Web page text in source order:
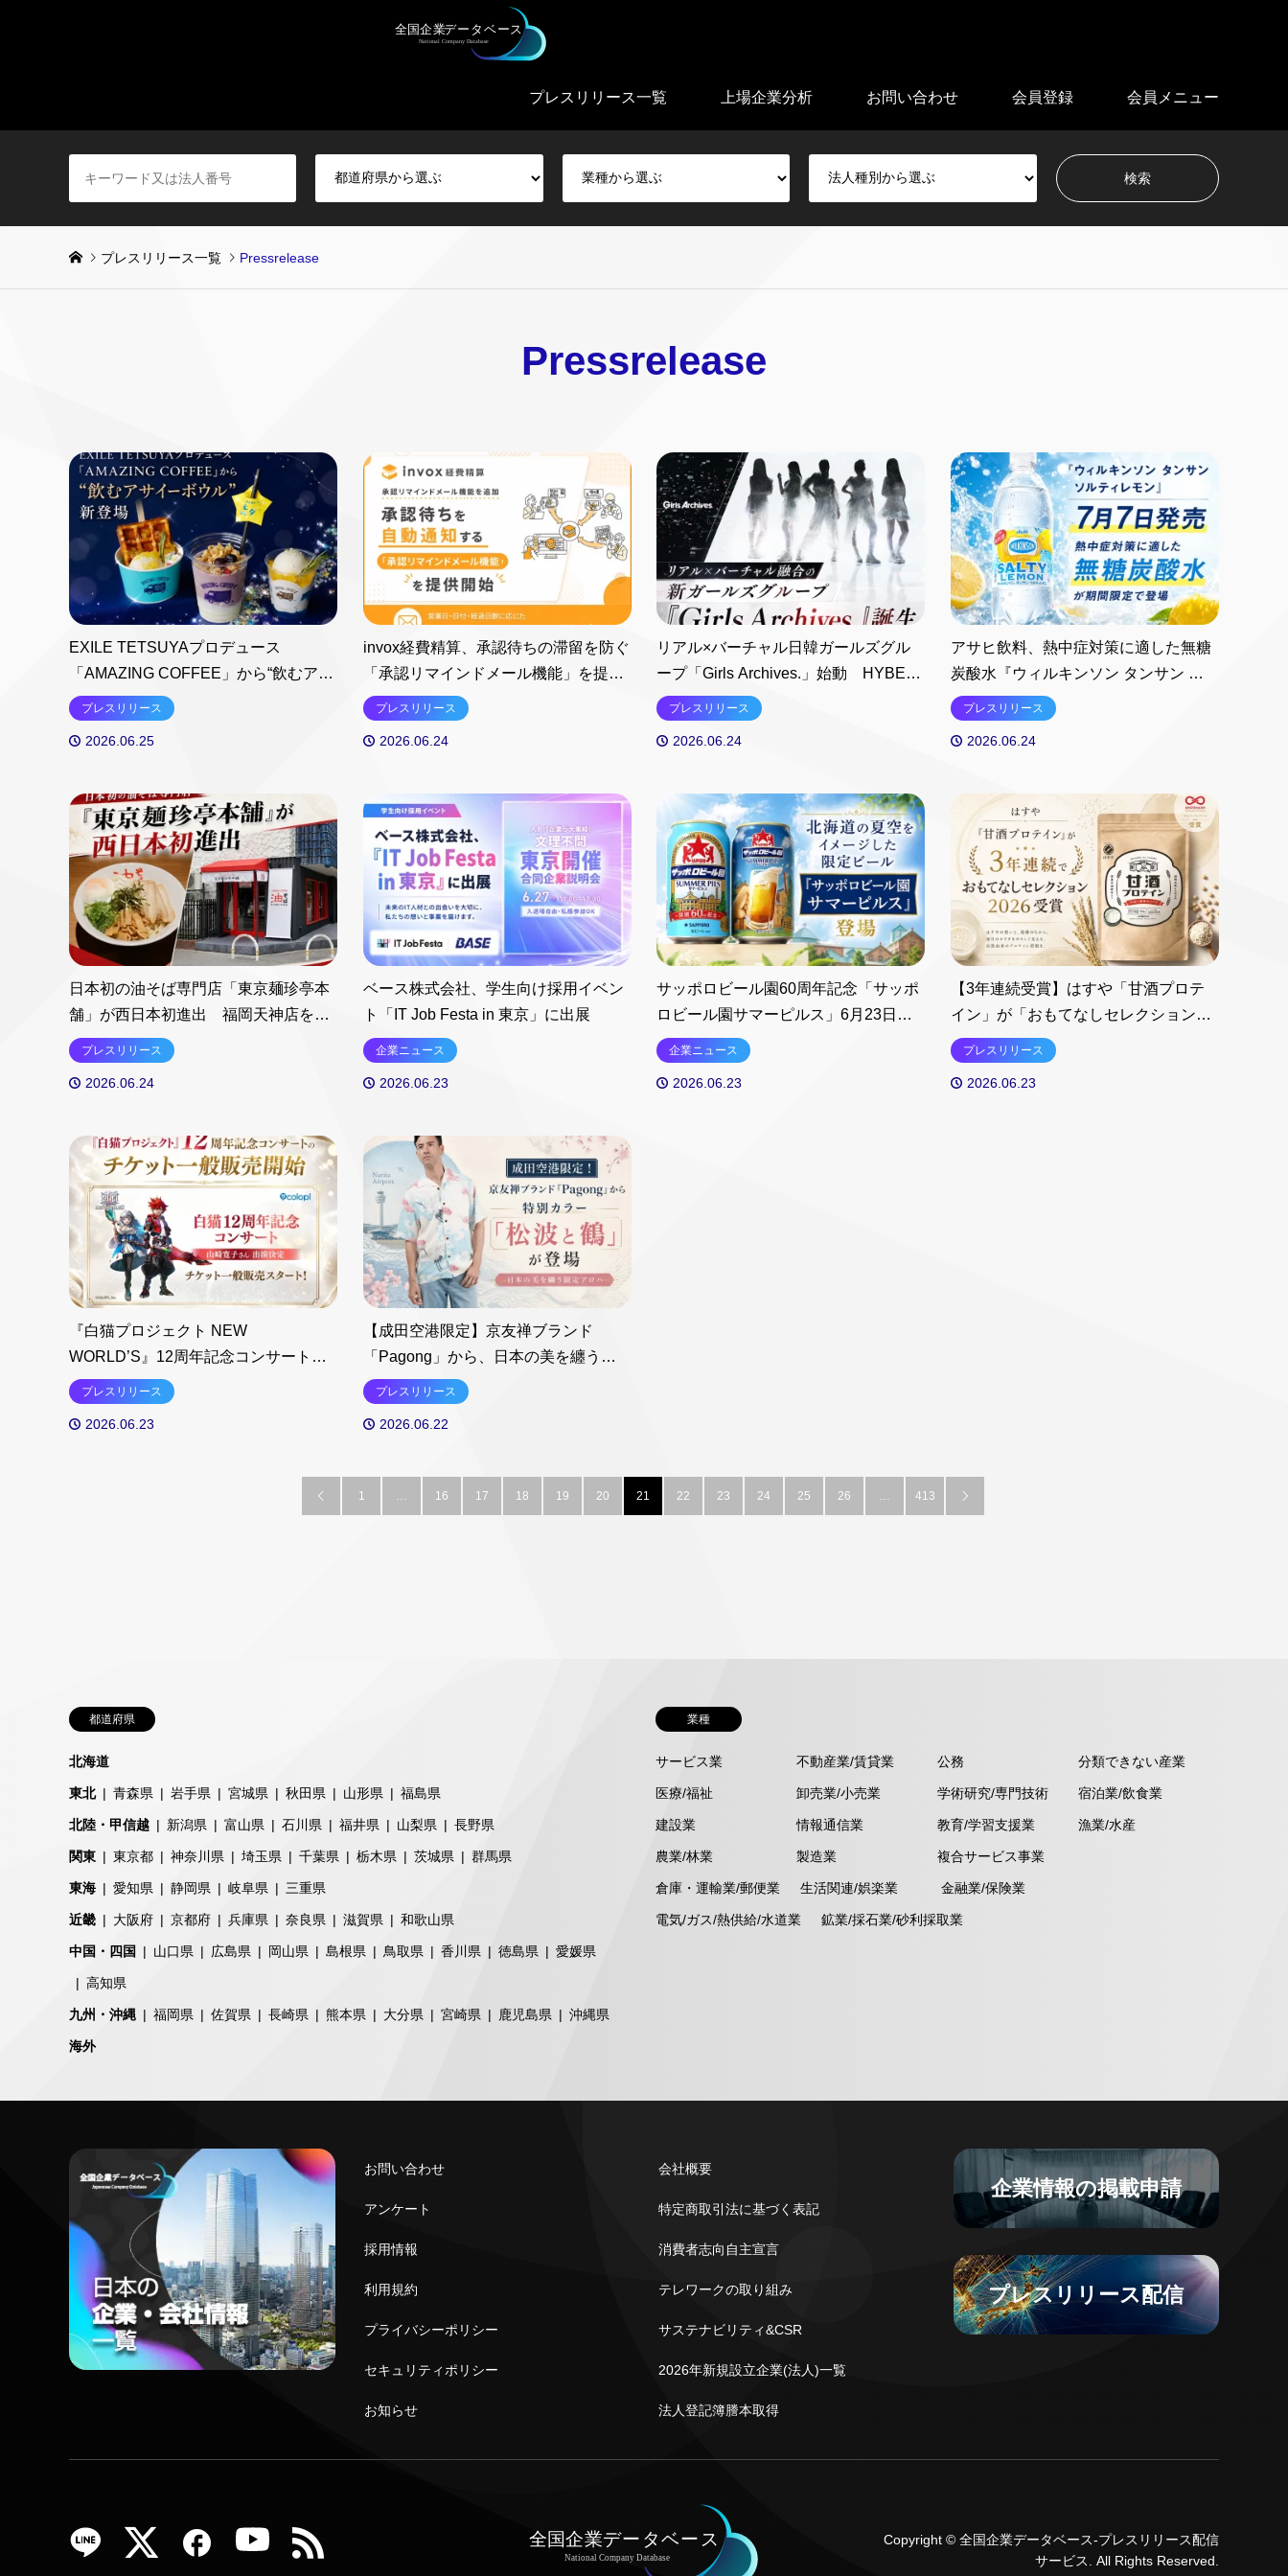
プレスリリース一覧 上場企業分析 お問い合わせ 会員登録 会員メニュー
プレスリリース一覧 Pressrelease
Pressrelease
EXILE TETSUYAプロデュース
「AMAZING COFFEE」から“飲むアサ
イーボウル”発想のデザートドリンクが
新登場
プレスリリース
2026.06.25
invox経費精算、承認待ちの滞留を防ぐ
「承認リマインドメール機能」を提供
開始
プレスリリース
2026.06.24
リアル×バーチャル日韓ガールズグル
ープ「Girls Archives.」始動 HYBE
NEBとINCS toenterが手がける新世代
IPが、Netflix映画『THE RIBBON
HERO リボンヒーロー』主題歌でプレ
プレスリリース
2026.06.24
アサヒ飲料、熱中症対策に適した無糖
炭酸水『ウィルキンソン タンサン ソル
ティレモン』を7月7日より期間限定発
売
プレスリリース
2026.06.24
日本初の油そば専門店「東京麺珍亭本
舗」が西日本初進出 福岡天神店を
2026年6月30日にグランドオープン
プレスリリース
2026.06.24
ベース株式会社、学生向け採用イベン
ト「IT Job Festa in 東京」に出展
企業ニュース
2026.06.23
サッポロビール園60周年記念「サッポ
ロビール園サマーピルス」6月23日よ
り数量限定発売
企業ニュース
2026.06.23
【3年連続受賞】はすや「甘酒プロテ
イン」が「おもてなしセレクション
2026」を受賞！日本の発酵文化を活か
した“菌活プロテイン”が本店オンライ
ンストア限定で20％OFF
プレスリリース
2026.06.23
『白猫プロジェクト NEW
WORLD’S』12周年記念コンサートの
チケット一般販売がスタート 山崎寛
子さんの出演も決定
プレスリリース
2026.06.23
【成田空港限定】京友禅ブランド
「Pagong」から、日本の美を纏う限定
カラー『松波と鶴』が登場
プレスリリース
2026.06.22
 1 … 16 17 18 19 20 21 22 23 24 25 26 … 413 
都道府県
北海道
東北 青森県 岩手県 宮城県 秋田県 山形県 福島県
北陸・甲信越 新潟県 富山県 石川県 福井県 山梨県 長野県
関東 東京都 神奈川県 埼玉県 千葉県 栃木県 茨城県 群馬県
東海 愛知県 静岡県 岐阜県 三重県
近畿 大阪府 京都府 兵庫県 奈良県 滋賀県 和歌山県
中国・四国 山口県 広島県 岡山県 島根県 鳥取県 香川県 徳島県 愛媛県
高知県
九州・沖縄 福岡県 佐賀県 長崎県 熊本県 大分県 宮崎県 鹿児島県 沖縄県
海外
業種
サービス業 不動産業/賃貸業 公務 分類できない産業
医療/福祉 卸売業/小売業 学術研究/専門技術 宿泊業/飲食業
建設業 情報通信業 教育/学習支援業 漁業/水産
農業/林業 製造業 複合サービス事業
倉庫・運輸業/郵便業 生活関連/娯楽業 金融業/保険業
電気/ガス/熱供給/水道業 鉱業/採石業/砂利採取業
お問い合わせ
アンケート
採用情報
利用規約
プライバシーポリシー
セキュリティポリシー
お知らせ
会社概要
特定商取引法に基づく表記
消費者志向自主宣言
テレワークの取り組み
サステナビリティ&CSR
2026年新規設立企業(法人)一覧
法人登記簿謄本取得
企業情報の掲載申請
プレスリリース配信
YouTube RSS Copyright © 全国企業データベース-プレスリリース配信
サービス
. All Rights Reserved.